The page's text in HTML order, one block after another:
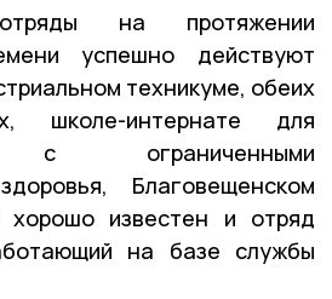
на протяжении
успешно действуют
техникуме, обеих
школе-интернате для
с ограниченными
Благовещенском
известен и отряд
на базе службы